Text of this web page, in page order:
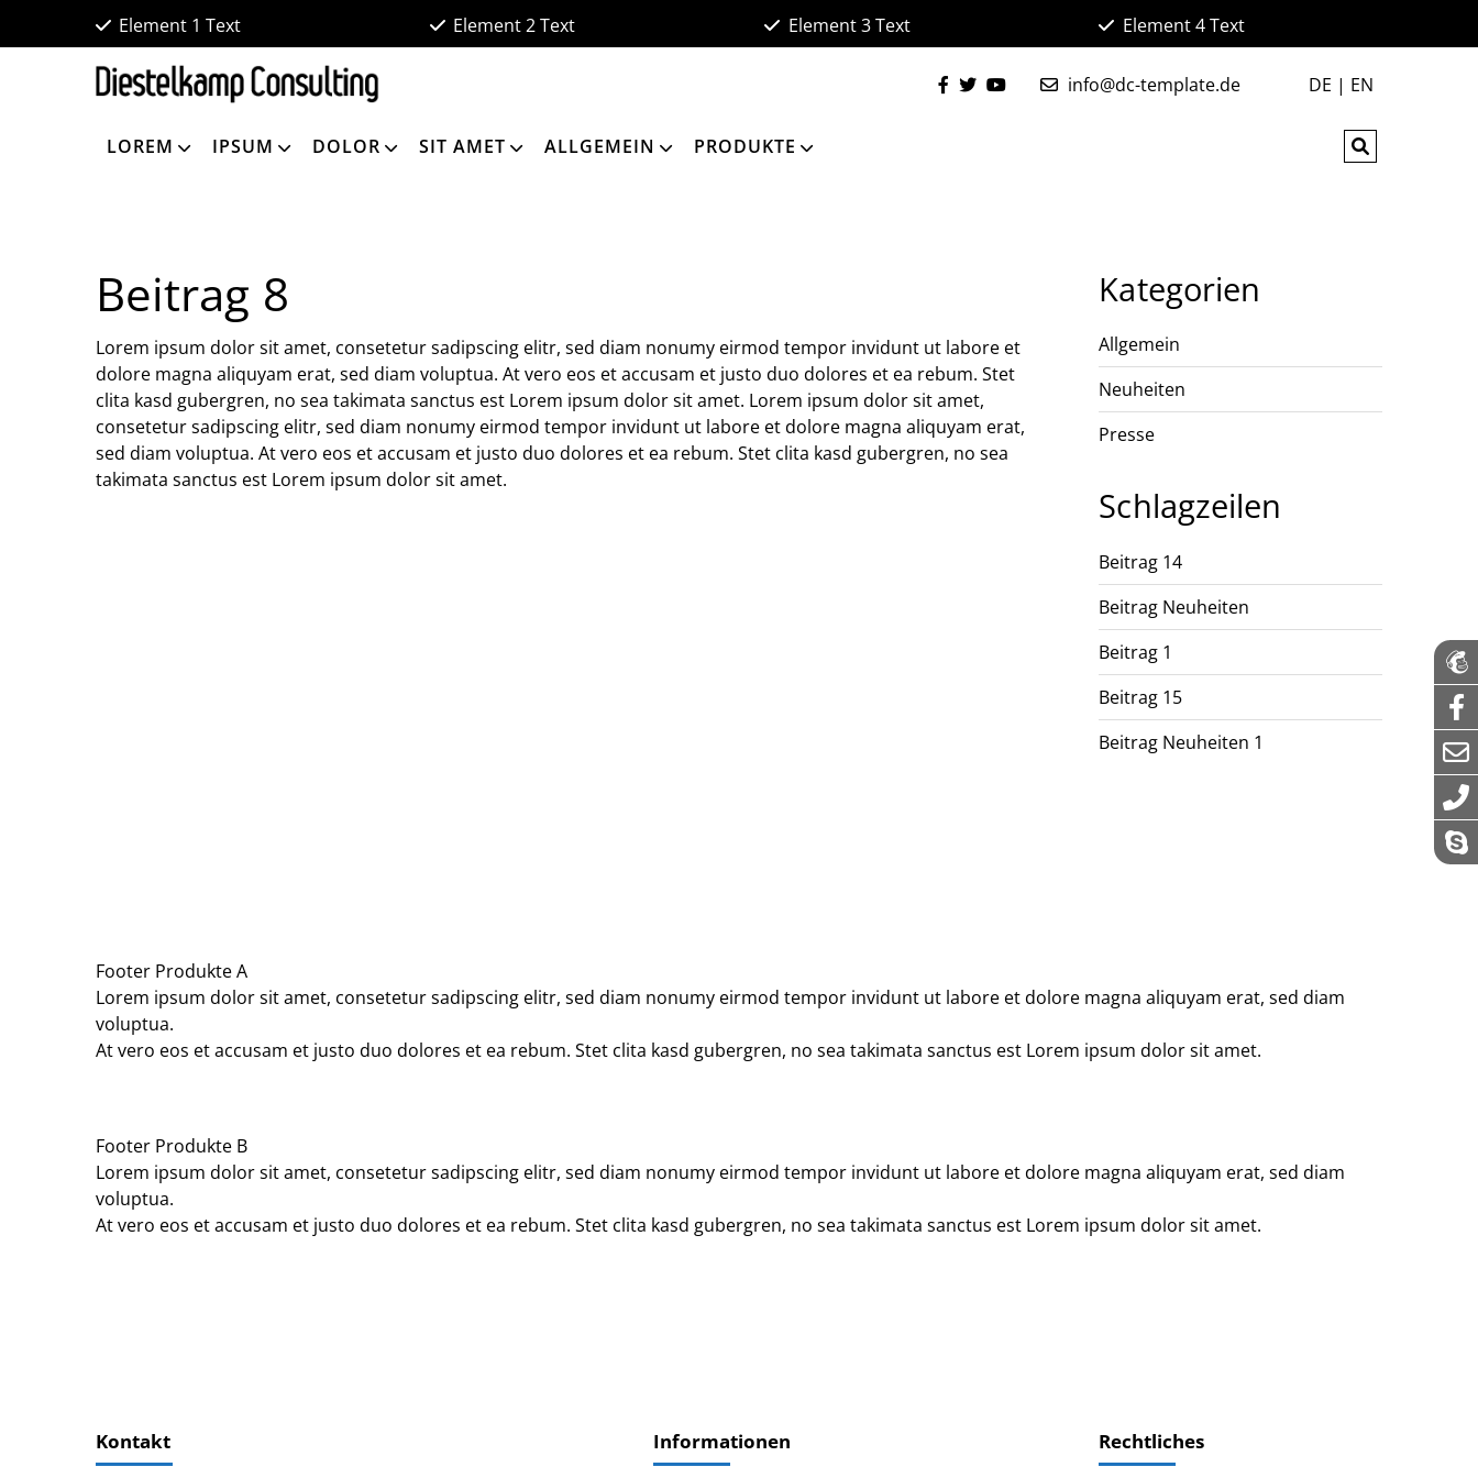
Element 1 Text Element 2 Text Element 3 Text Element 4 Text
info@dc-template.de DE | EN
LOREM IPSUM DOLOR SIT AMET ALLGEMEIN PRODUKTE
DC Template»Allgemein» Beitrag 8
Beitrag 8
Lorem ipsum dolor sit amet, consetetur sadipscing elitr, sed diam nonumy eirmod tempor invidunt ut labore et
dolore magna aliquyam erat, sed diam voluptua. At vero eos et accusam et justo duo dolores et ea rebum. Stet
clita kasd gubergren, no sea takimata sanctus est Lorem ipsum dolor sit amet. Lorem ipsum dolor sit amet,
consetetur sadipscing elitr, sed diam nonumy eirmod tempor invidunt ut labore et dolore magna aliquyam erat,
sed diam voluptua. At vero eos et accusam et justo duo dolores et ea rebum. Stet clita kasd gubergren, no sea
takimata sanctus est Lorem ipsum dolor sit amet.
Kategorien
Allgemein
Neuheiten
Presse
Schlagzeilen
Beitrag 14
Beitrag Neuheiten
Beitrag 1
Beitrag 15
Beitrag Neuheiten 1
Footer Produkte A
Lorem ipsum dolor sit amet, consetetur sadipscing elitr, sed diam nonumy eirmod tempor invidunt ut labore et dolore magna aliquyam erat, sed diam
voluptua.
At vero eos et accusam et justo duo dolores et ea rebum. Stet clita kasd gubergren, no sea takimata sanctus est Lorem ipsum dolor sit amet.
Footer Produkte B
Lorem ipsum dolor sit amet, consetetur sadipscing elitr, sed diam nonumy eirmod tempor invidunt ut labore et dolore magna aliquyam erat, sed diam
voluptua.
At vero eos et accusam et justo duo dolores et ea rebum. Stet clita kasd gubergren, no sea takimata sanctus est Lorem ipsum dolor sit amet.
Kontakt Informationen Rechtliches